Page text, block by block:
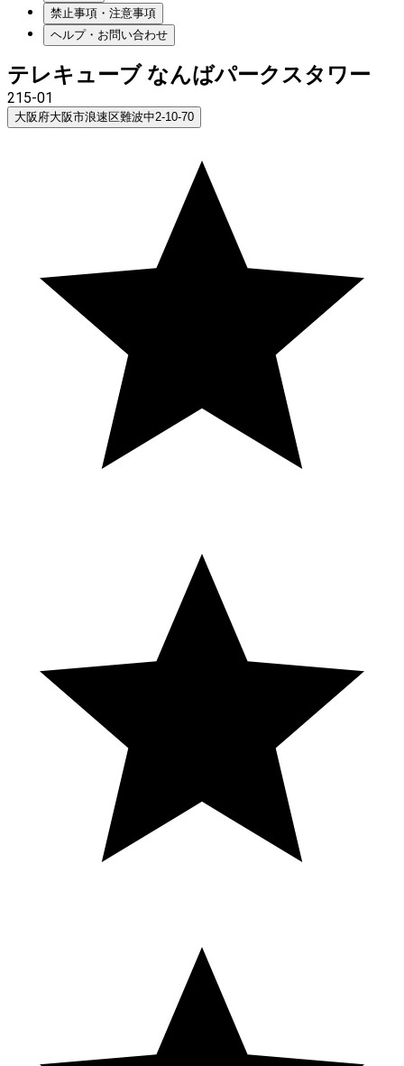
禁止事項・注意事項
ヘルプ・お問い合わせ
テレキューブ なんばパークスタワー
215-01
大阪府大阪市浪速区難波中2-10-70